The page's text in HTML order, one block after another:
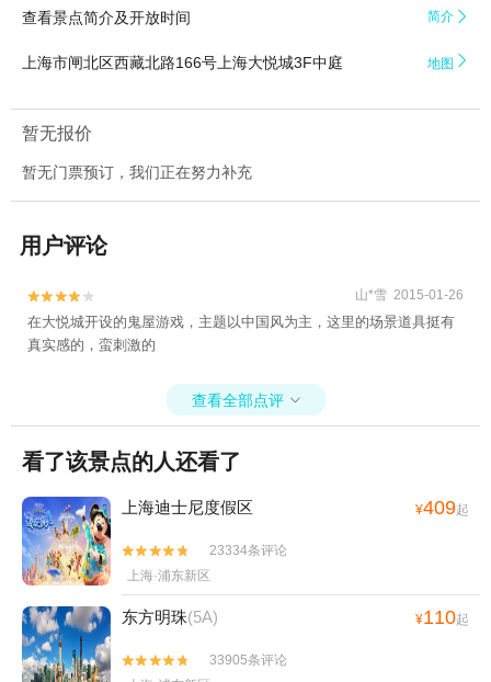
查看景点简介及开放时间 简介 
上海市闸北区西藏北路166号上海大悦城3F中庭 地图 
暂无报价
暂无门票预订，我们正在努力补充
用户评论

 山*雪 2015-01-26
在大悦城开设的鬼屋游戏，主题以中国风为主，这里的场景道具挺有
真实感的，蛮刺激的
查看全部点评 
看了该景点的人还看了
上海迪士尼度假区 ¥409起


23334条评论
上海·浦东新区
东方明珠(5A) ¥110起


33905条评论